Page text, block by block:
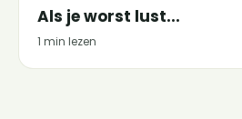
Als je worst lust...
1 min lezen